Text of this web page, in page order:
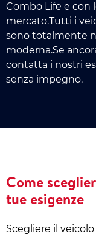
Combo Life e con
mercato.Tutti i
sono totalmente
moderna.Se
contatta i nostri
senza impegno.
Come
tue esigenze
Scegliere il